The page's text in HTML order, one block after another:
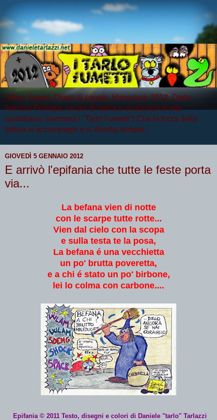
Arthur Serpis, Diario di coppia, Hiroscima, 2012, Darla
Artrosia Perhaps, un po' di satira e un pizzico di vita
quotidiana: insomma i "Tarlo Fumetti"! Che la forza della
lettura vi accompagni e vi diverta sempre.
GIOVEDÌ 5 GENNAIO 2012
E arrivò l'epifania che tutte le feste porta
via...
La befana vien di notte
con le scarpe tutte rotte...
Vien dal cielo con la scopa
e sulla testa te la posa,
La befana é una vecchietta
un po' brutta poveretta,
e a chi é stato un po' birbone,
lei lo colma con carbone....
Epifania © 2011 Testo, disegni e colori di Daniele "tarlo" Tarlazzi